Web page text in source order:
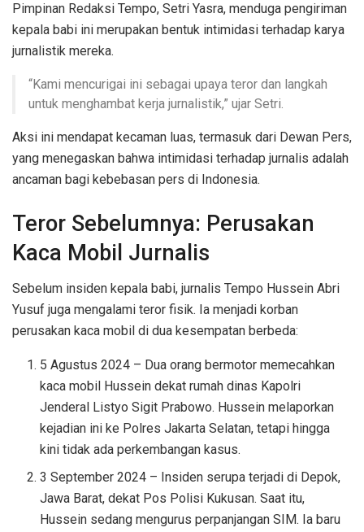
Pimpinan Redaksi Tempo, Setri Yasra, menduga pengiriman
kepala babi ini merupakan bentuk intimidasi terhadap karya
jurnalistik mereka.
“Kami mencurigai ini sebagai upaya teror dan langkah
untuk menghambat kerja jurnalistik,” ujar Setri.
Aksi ini mendapat kecaman luas, termasuk dari Dewan Pers,
yang menegaskan bahwa intimidasi terhadap jurnalis adalah
ancaman bagi kebebasan pers di Indonesia.
Teror Sebelumnya: Perusakan
Kaca Mobil Jurnalis
Sebelum insiden kepala babi, jurnalis Tempo Hussein Abri
Yusuf juga mengalami teror fisik. Ia menjadi korban
perusakan kaca mobil di dua kesempatan berbeda:
5 Agustus 2024 – Dua orang bermotor memecahkan
kaca mobil Hussein dekat rumah dinas Kapolri
Jenderal Listyo Sigit Prabowo. Hussein melaporkan
kejadian ini ke Polres Jakarta Selatan, tetapi hingga
kini tidak ada perkembangan kasus.
3 September 2024 – Insiden serupa terjadi di Depok,
Jawa Barat, dekat Pos Polisi Kukusan. Saat itu,
Hussein sedang mengurus perpanjangan SIM. Ia baru